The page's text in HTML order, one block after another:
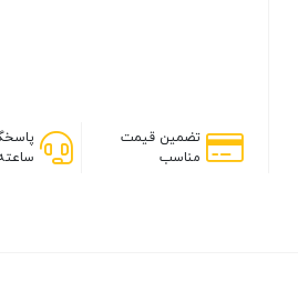
تضمین قیمت
مناسب